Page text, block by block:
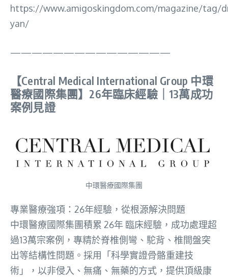
https://www.amigoskingdom.com/magazine/tag/
yan/
———————————————
【Central Medical International Group 中環
醫療國際集團】26年臨床經驗｜13萬成功
案例見證
中環醫療國際集團
專業醫療強項：26年經驗，從根源解決問題
中環醫療國際集團積累 26年 臨床經驗，成功處理超
過13萬宗案例，專精於脊椎側彎、駝背、椎間盤突
出等結構性問題。採用「科學實證骨骼重建技
術」，以非侵入、無痛、無藥的方式，提供頂級康